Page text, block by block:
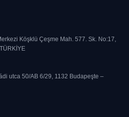
Köşklü Çeşme Mah. 577. Sk. No:17,
utca 50/AB 6/29, 1132 Budapeşte –